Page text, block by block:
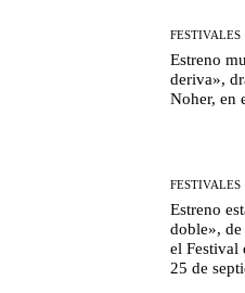
FESTIVALES
Estreno
deriva»,
Noher, en
FESTIVALES
Estreno
doble»,
el Festival
25 de